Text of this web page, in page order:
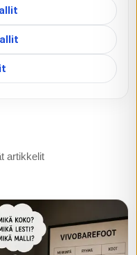
artikkelit